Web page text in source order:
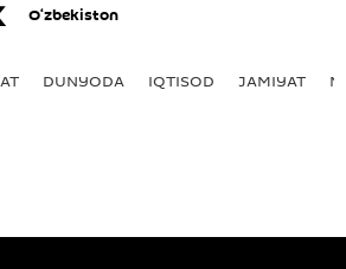
O‘zbekiston
DUNYODA IQTISOD JAMIYAT